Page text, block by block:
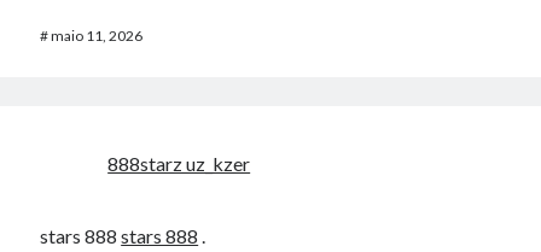
#maio 11, 2026
888starz uz_kzer
stars 888stars 888 .